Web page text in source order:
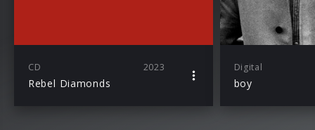
CD 2023
Rebel Diamonds
Digital
boy